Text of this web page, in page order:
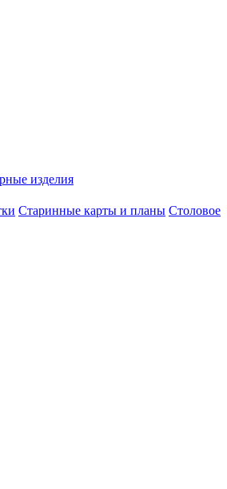
изделия
Старинные карты и планы Столовое